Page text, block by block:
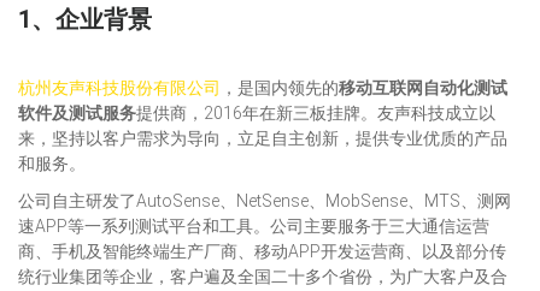
1、企业背景
杭州友声科技股份有限公司 ，是国内领先的移动互联网自动化测试
软件及测试服务提供商，2016年在新三板挂牌。友声科技成立以
来，坚持以客户需求为导向，立足自主创新，提供专业优质的产品
和服务。
公司自主研发了AutoSense、NetSense、MobSense、MTS、测网
速APP等一系列测试平台和工具。公司主要服务于三大通信运营
商、手机及智能终端生产厂商、移动APP开发运营商、以及部分传
统行业集团等企业，客户遍及全国二十多个省份，为广大客户及合